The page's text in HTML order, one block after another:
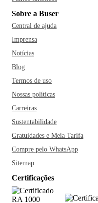
Sobre a Buser
Central de ajuda
Imprensa
Notícias
Blog
Termos de uso
Nossas políticas
Carreiras
Sustentabilidade
Gratuidades e Meia Tarifa
Compre pelo WhatsApp
Sitemap
Certificações